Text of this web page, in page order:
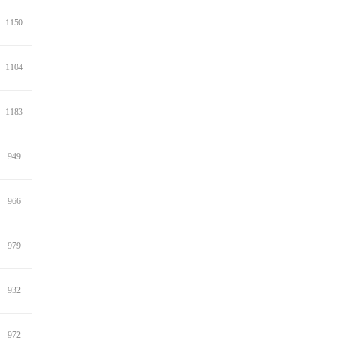
1150
1104
1183
949
966
979
932
972